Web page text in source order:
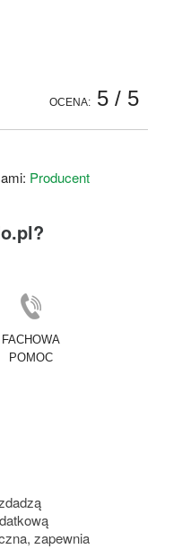
OCENA: 5/ 5
Producent
FACHOWA
POMOC
zapewnia